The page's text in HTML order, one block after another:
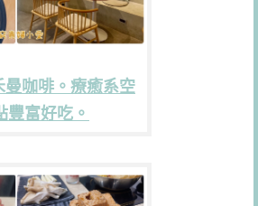
咖啡。療癒系空
豐富好吃。